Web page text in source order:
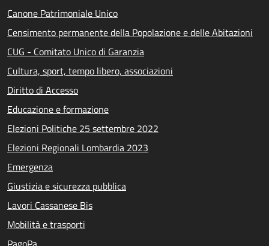
Canone Patrimoniale Unico
Censimento permanente della Popolazione e delle Abitazioni
CUG - Comitato Unico di Garanzia
Cultura, sport, tempo libero, associazioni
Diritto di Accesso
Educazione e formazione
Elezioni Politiche 25 settembre 2022
Elezioni Regionali Lombardia 2023
Emergenza
Giustizia e sicurezza pubblica
Lavori Cassanese Bis
Mobilità e trasporti